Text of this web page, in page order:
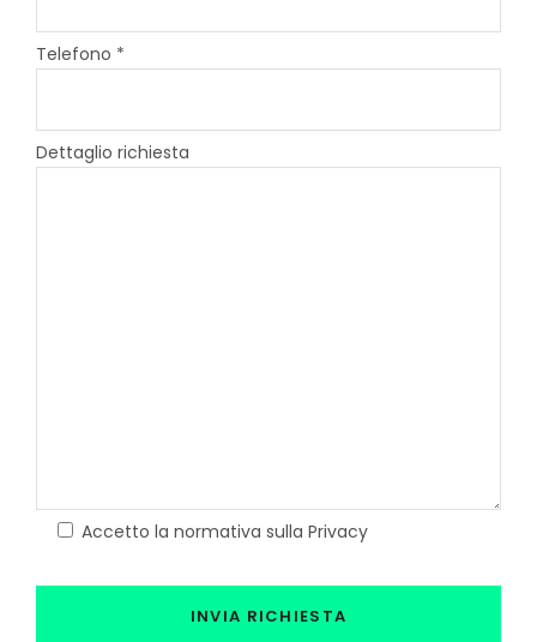
Telefono *
Dettaglio richiesta
Accetto la normativa sulla Privacy